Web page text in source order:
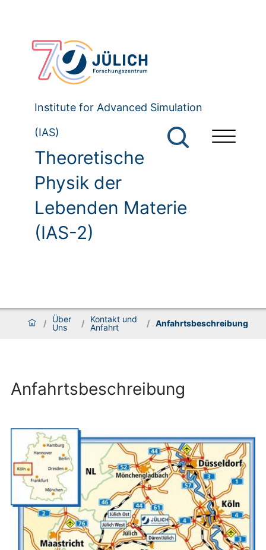
Institute for Advanced Simulation
(IAS)
Theoretische
Physik der
Lebenden Materie
(IAS-2)
/
Über
Uns
/
Kontakt und
Anfahrt
/ Anfahrtsbeschreibung
Anfahrtsbeschreibung